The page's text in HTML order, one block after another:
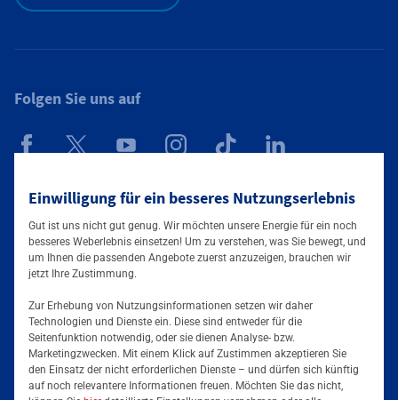
Einwilligung für ein besseres Nutzungserlebnis
Gut ist uns nicht gut genug. Wir möchten unsere Energie für ein noch
besseres Weberlebnis einsetzen! Um zu verstehen, was Sie bewegt, und
um Ihnen die passenden Angebote zuerst anzuzeigen, brauchen wir
jetzt Ihre Zustimmung.
Zur Erhebung von Nutzungsinformationen setzen wir daher
Technologien und Dienste ein. Diese sind entweder für die
Seitenfunktion notwendig, oder sie dienen Analyse- bzw.
Marketingzwecken. Mit einem Klick auf Zustimmen akzeptieren Sie
den Einsatz der nicht erforderlichen Dienste – und dürfen sich künftig
auf noch relevantere Informationen freuen. Möchten Sie das nicht,
Folgen Sie uns auf
Mainova App
Tarife & Angebote
Strom für Zuhause
Services & Informationen